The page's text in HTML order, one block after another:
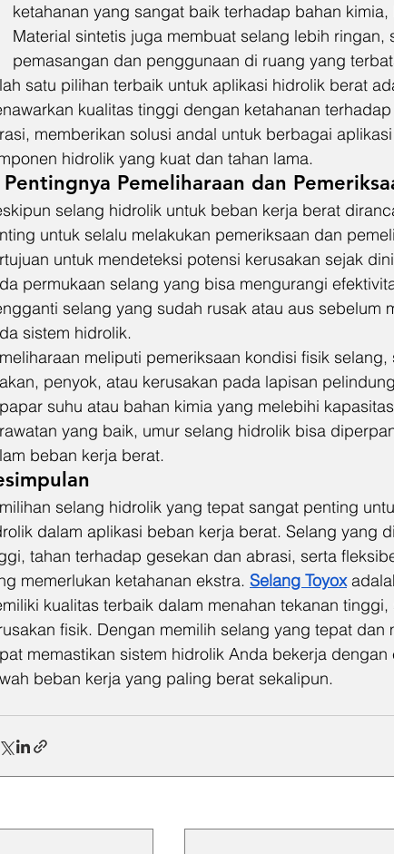
ketahanan yang sangat baik terhadap bahan
Material sintetis juga membuat selang lebih
pemasangan dan penggunaan di ruang yang
satu pilihan terbaik untuk aplikasi hidrolik berat
kualitas tinggi dengan ketahanan
memberikan solusi andal untuk berbagai
hidrolik yang kuat dan tahan lama.
Pemeliharaan dan
selang hidrolik untuk beban kerja berat
untuk selalu melakukan pemeriksaan dan
untuk mendeteksi potensi kerusakan sejak
permukaan selang yang bisa mengurangi
selang yang sudah rusak atau aus sebelum
sistem hidrolik.
meliputi pemeriksaan kondisi fisik
penyok, atau kerusakan pada lapisan
suhu atau bahan kimia yang melebihi
yang baik, umur selang hidrolik bisa
beban kerja berat.
selang hidrolik yang tepat sangat penting
dalam aplikasi beban kerja berat. Selang yang
tahan terhadap gesekan dan abrasi, serta
memerlukan ketahanan ekstra. Selang Toyox
kualitas terbaik dalam menahan tekanan
fisik. Dengan memilih selang yang tepat
memastikan sistem hidrolik Anda bekerja
beban kerja yang paling berat sekalipun.